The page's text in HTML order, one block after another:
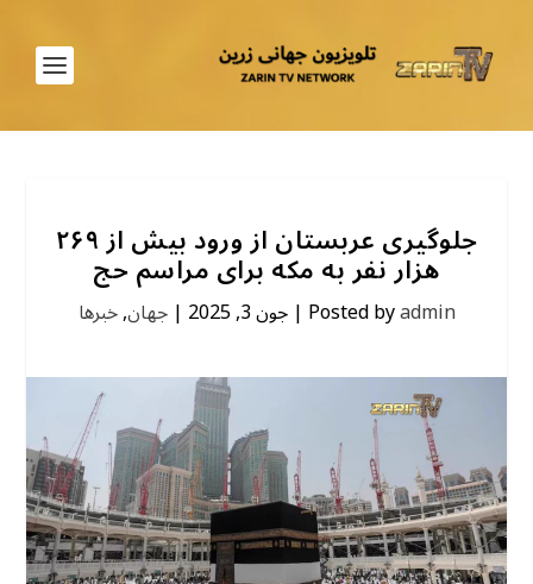
جلوگیری عربستان از ورود بیش از ۲۶۹
هزار نفر به مکه برای مراسم حج
Posted byadmin
|جون 3, 2025 |جهان,خبرها